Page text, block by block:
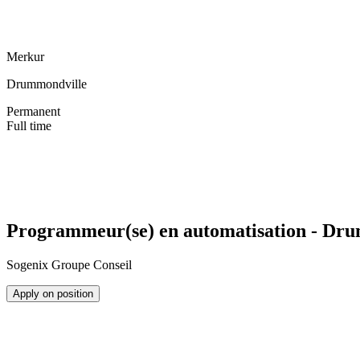
Merkur
Drummondville
Permanent
Full time
Programmeur(se) en automatisation -
Sogenix Groupe Conseil
Apply on position